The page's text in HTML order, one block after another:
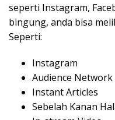
seperti Instagram,
bingung, anda bisa
Seperti:
Instagram
Audience Network
Instant Articles
Sebelah Kanan